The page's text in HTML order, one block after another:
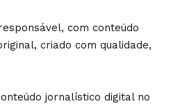
com conteúdo
criado com qualidade,
jornalístico digital no